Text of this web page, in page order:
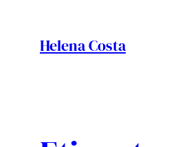
Helena Costa